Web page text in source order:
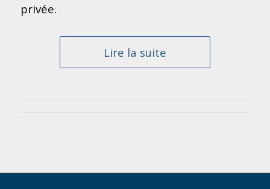
privée.
Lire la suite